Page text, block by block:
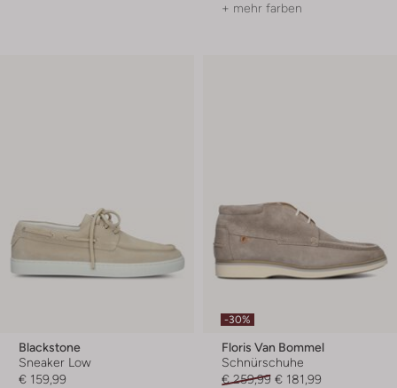
+ mehr farben
Blackstone
Sneaker Low
€ 159,99
-30%
Floris Van Bommel
Schnürschuhe
€ 259,99 € 181,99